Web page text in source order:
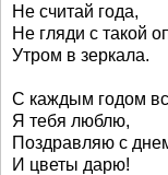
Не считай года,
Не гляди с такой
Утром в зеркала.
С каждым годом
Я тебя люблю,
Поздравляю с
И цветы дарю!